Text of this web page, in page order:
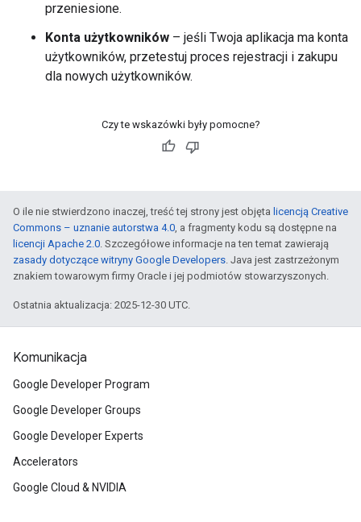
przeniesione.
Konta użytkowników – jeśli Twoja aplikacja ma konta
użytkowników, przetestuj proces rejestracji i zakupu
dla nowych użytkowników.
Czy te wskazówki były pomocne?
O ile nie stwierdzono inaczej, treść tej strony jest objęta licencją Creative
Commons – uznanie autorstwa 4.0, a fragmenty kodu są dostępne na
licencji Apache 2.0. Szczegółowe informacje na ten temat zawierają
zasady dotyczące witryny Google Developers. Java jest zastrzeżonym
znakiem towarowym firmy Oracle i jej podmiotów stowarzyszonych.
Ostatnia aktualizacja: 2025-12-30 UTC.
Komunikacja
Google Developer Program
Google Developer Groups
Google Developer Experts
Accelerators
Google Cloud & NVIDIA